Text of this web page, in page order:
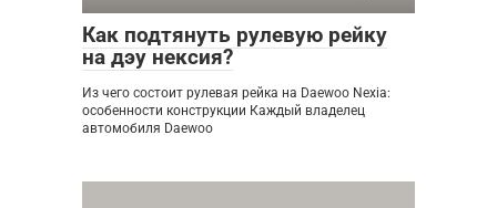
Как подтянуть рулевую рейку
на дэу нексия?
Из чего состоит рулевая рейка на Daewoo Nexia:
особенности конструкции Каждый владелец
автомобиля Daewoo